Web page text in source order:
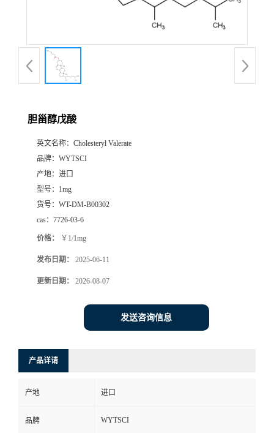
胆甾醇戊酸
英文名称： Cholesteryl Valerate
品牌： WYTSCI
产地： 进口
型号： 1mg
货号： WT-DM-B00302
cas： 7726-03-6
价格： ￥1/1mg
发布日期： 2025-06-11
更新日期： 2026-08-07
发送咨询信息
产品详请
产地 进口
品牌 WYTSCI